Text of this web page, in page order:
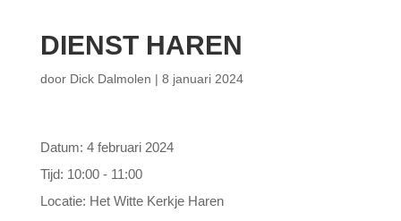
DIENST HAREN
door Dick Dalmolen | 8 januari 2024
Datum: 4 februari 2024
Tijd: 10:00 - 11:00
Locatie: Het Witte Kerkje Haren